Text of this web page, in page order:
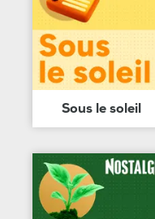
Sous le soleil